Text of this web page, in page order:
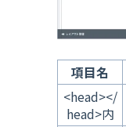
項目名
<head></
head>内